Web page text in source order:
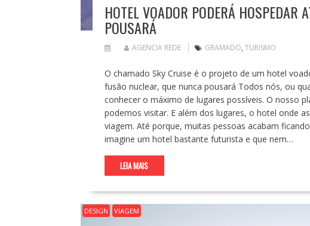
HOTEL VOADOR PODERÁ HOSPEDAR
POUSARÁ
AGENCIA REDE GRAMADO, TURISMO
O chamado Sky Cruise é o projeto de um hotel
fusão nuclear, que nunca pousará Todos nós, ou
conhecer o máximo de lugares possíveis. O nosso
podemos visitar. E além dos lugares, o hotel onde
viagem. Até porque, muitas pessoas acabam
imagine um hotel bastante futurista e que nem…
LEIA MAIS
DESIGN VIAGEM